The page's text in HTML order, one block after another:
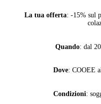
La tua offerta: -15% sul
Quando: dal
Dove: COOEE
Condizioni: